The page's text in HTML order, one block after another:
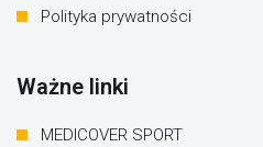
Polityka prywatności
Ważne linki
MEDICOVER SPORT